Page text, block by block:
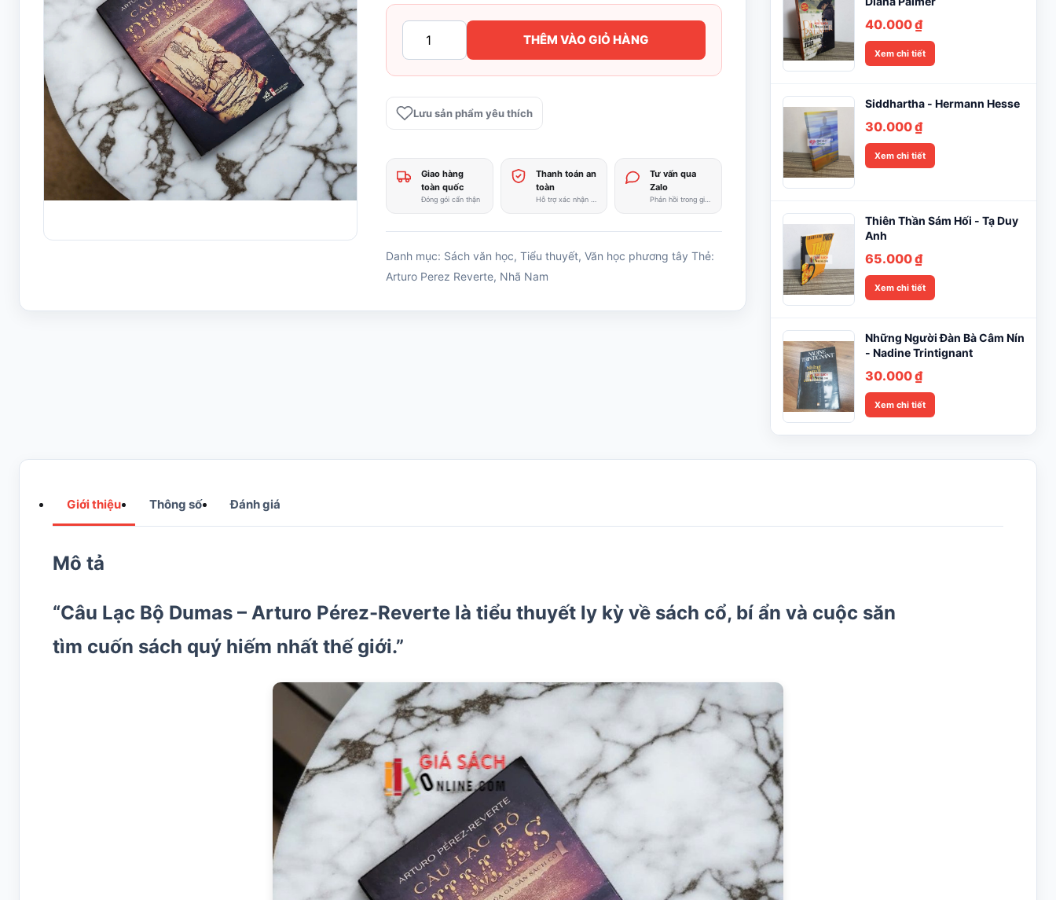
Câu
-
Arturo
Reverte
số
lượng
THÊM VÀO GIỎ HÀNG
Lưu sản phẩm yêu thích
Giao hàng
toàn quốc
Đóng gói cẩn thận
Thanh toán an
toàn
Hỗ trợ xác nhận nhanh
Tư vấn qua
Zalo
Phản hồi trong giờ làm việc
Danh mục: Sách văn học, Tiểu thuyết, Văn học phương tây Thẻ:
Arturo Perez Reverte, Nhã Nam
40.000₫
Xem chi tiết
Siddhartha - Hermann Hesse
30.000₫
Xem chi tiết
Thiên Thần Sám Hối - Tạ Duy
Anh
65.000₫
Xem chi tiết
Những Người Đàn Bà Câm Nín
- Nadine Trintignant
30.000₫
Xem chi tiết
Giới thiệu Thông số Đánh giá
Mô tả
“Câu Lạc Bộ Dumas – Arturo Pérez-Reverte là tiểu thuyết ly kỳ về sách cổ, bí ẩn và cuộc săn
tìm cuốn sách quý hiếm nhất thế giới.”